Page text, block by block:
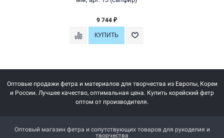
9 744 ₽
Оптовые продажи фетра и материалов для творчества из Европы, Кореи
и России. Лучшее качество, оптимальная цена. Купить корейский фетр
оптом от производителя.
Оптовый магазин фетра и сопутствующих товаров для рукоделия и
творчества